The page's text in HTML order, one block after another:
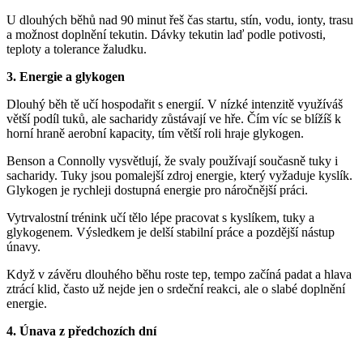
U dlouhých běhů nad 90 minut řeš čas startu, stín, vodu, ionty, trasu
a možnost doplnění tekutin. Dávky tekutin laď podle potivosti,
teploty a tolerance žaludku.
3. Energie a glykogen
Dlouhý běh tě učí hospodařit s energií. V nízké intenzitě využíváš
větší podíl tuků, ale sacharidy zůstávají ve hře. Čím víc se blížíš k
horní hraně aerobní kapacity, tím větší roli hraje glykogen.
Benson a Connolly vysvětlují, že svaly používají současně tuky i
sacharidy. Tuky jsou pomalejší zdroj energie, který vyžaduje kyslík.
Glykogen je rychleji dostupná energie pro náročnější práci.
Vytrvalostní trénink učí tělo lépe pracovat s kyslíkem, tuky a
glykogenem. Výsledkem je delší stabilní práce a pozdější nástup
únavy.
Když v závěru dlouhého běhu roste tep, tempo začíná padat a hlava
ztrácí klid, často už nejde jen o srdeční reakci, ale o slabé doplnění
energie.
4. Únava z předchozích dní